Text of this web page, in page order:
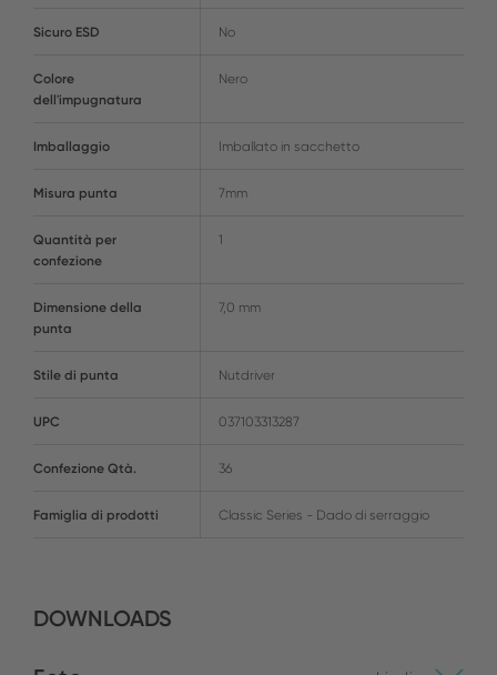
Sicuro ESD No
Colore
dell'impugnatura
Nero
Imballaggio Imballato in sacchetto
Misura punta 7mm
Quantità per
confezione
1
Dimensione della
punta
7,0 mm
Stile di punta Nutdriver
UPC 037103313287
Confezione Qtà. 36
Famiglia di prodotti Classic Series - Dado di serraggio
DOWNLOADS